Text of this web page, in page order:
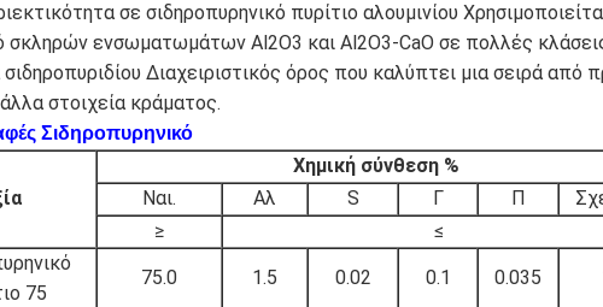
σε σιδηροπυρηνικό πυρίτιο αλουμινίου
σκληρών ενσωματωμάτων Al2O3 και Al2O3-CaO σε πολλές
σιδηροπυριδίου ∆ιαχειριστικός όρος που καλύπτει μια σειρά
στοιχεία κράματος.
Σιδηροπυρηνικό
Χημική σύνθεση %
Ναι.
Αλ S Γ Π
≥
≤
75
75.0 1.5 0.02 0.1 0.035